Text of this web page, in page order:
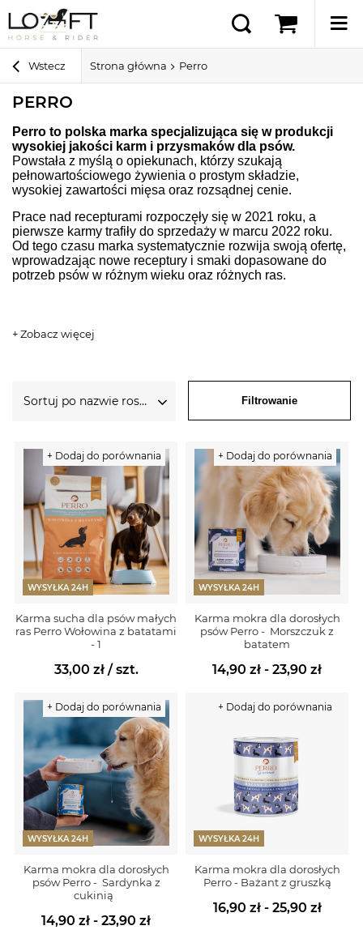
Wstecz Strona główna Perro
PERRO
Perro to polska marka specjalizująca się w produkcji
wysokiej jakości karm i przysmaków dla psów.
Powstała z myślą o opiekunach, którzy szukają
pełnowartościowego żywienia o prostym składzie,
wysokiej zawartości mięsa oraz rozsądnej cenie.
Prace nad recepturami rozpoczęły się w 2021 roku, a
pierwsze karmy trafiły do sprzedaży w marcu 2022 roku.
Od tego czasu marka systematycznie rozwija swoją ofertę,
wprowadzając nowe receptury i smaki dopasowane do
potrzeb psów w różnym wieku oraz różnych ras.
+ Zobacz więcej
Sortuj po nazwie rosnąco Filtrowanie
WYSYŁKA 24H
Karma sucha dla psów małych
ras Perro Wołowina z batatami
- 1
33,00 zł/ szt.
+ Dodaj do porównania
WYSYŁKA 24H
Karma mokra dla dorosłych
psów Perro - Morszczuk z
batatem
14,90 zł - 23,90 zł
+ Dodaj do porównania
WYSYŁKA 24H
Karma mokra dla dorosłych
psów Perro - Sardynka z
cukinią
14,90 zł - 23,90 zł
+ Dodaj do porównania
WYSYŁKA 24H
Karma mokra dla dorosłych
Perro - Bażant z gruszką
16,90 zł - 25,90 zł
+ Dodaj do porównania